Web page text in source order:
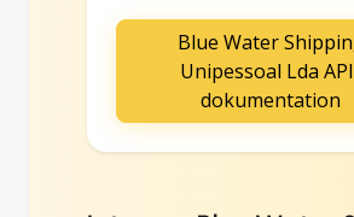
Blue Water
Unipessoal Lda
dokumentation